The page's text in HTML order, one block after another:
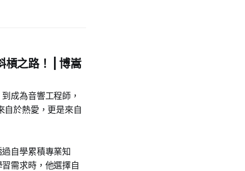
槓之路！ | 博嵩
成為音響工程師，
於熱愛，更是來自
自學累積專業知
需求時，他選擇自